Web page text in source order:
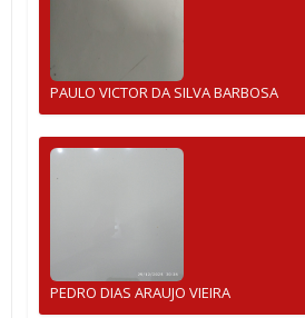
PAULO VICTOR DA SILVA BARBOSA
PEDRO DIAS ARAUJO VIEIRA